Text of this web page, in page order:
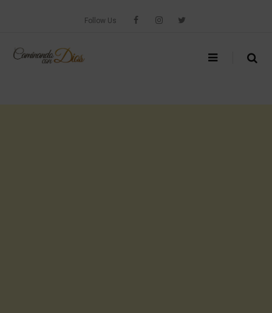
Follow Us